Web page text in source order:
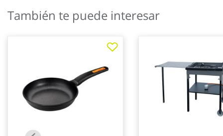
de
También te puede interesar